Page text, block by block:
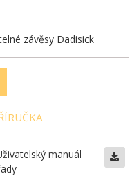
závěsy Dadisick
manuál